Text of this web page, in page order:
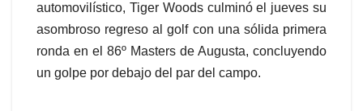
automovilístico, Tiger Woods culminó el jueves su
asombroso regreso al golf con una sólida primera
ronda en el 86º Masters de Augusta, concluyendo
un golpe por debajo del par del campo.